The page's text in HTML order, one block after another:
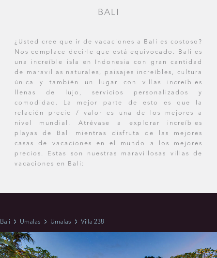
BALI
¿Usted cree que ir de vacaciones a Bali es costoso?
Nos complace decirle que está equivocado. Bali es
una increíble isla en Indonesia con gran cantidad
de maravillas naturales, paisajes increíbles, cultura
única y también un lugar con villas increíbles
llenas de lujo, servicios personalizados y
comodidad. La mejor parte de esto es que la
relación precio / valor es una de los mejores a
nivel mundial. Atrévase a explorar increíbles
playas de Bali mientras disfruta de las mejores
casas de vacaciones en el mundo a los mejores
precios. Estas son nuestras maravillosas villas de
vacaciones en Bali:
Bali Umalas Umalas Villa 238